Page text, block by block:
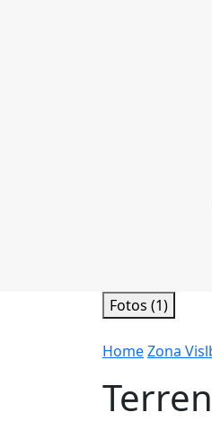
Fotos (1)
HomeZona